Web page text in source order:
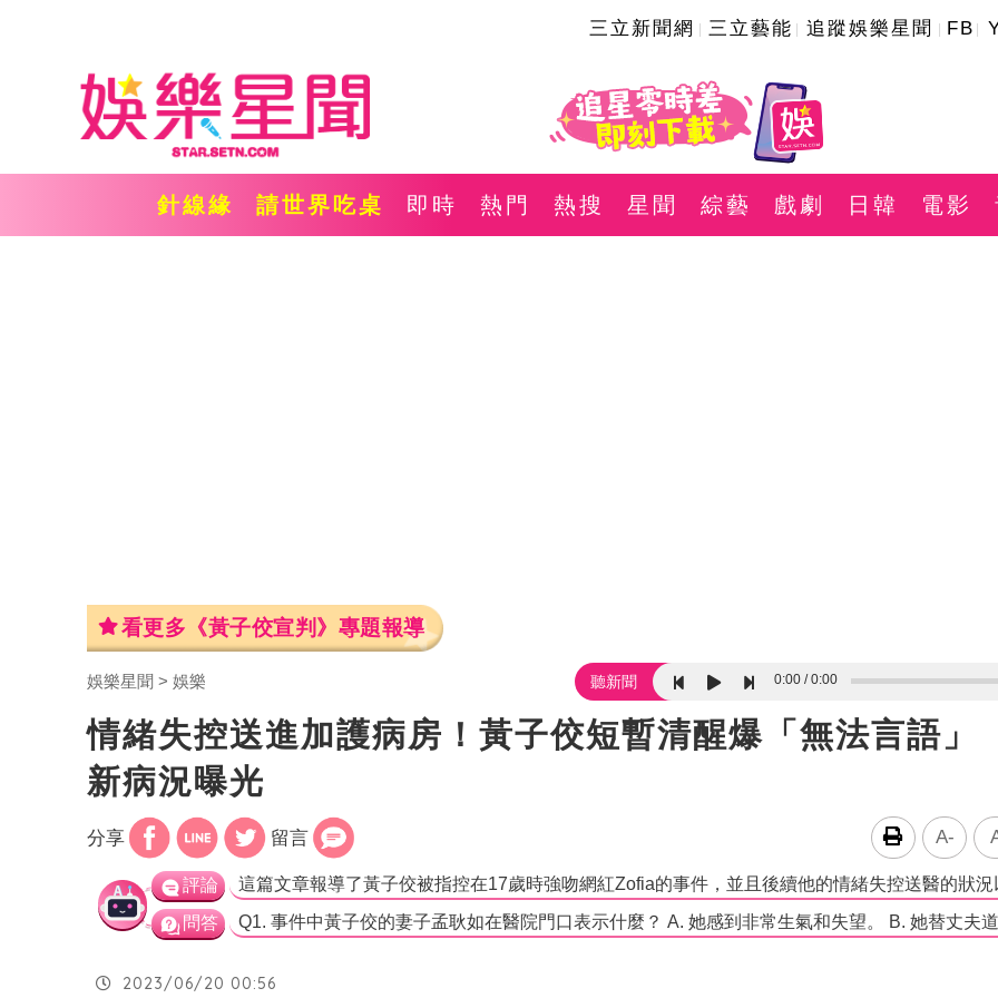
三立新聞網 三立藝能 追蹤娛樂星聞 FB
針線緣 請世界吃桌 即時 熱門 熱搜 星聞 綜藝 戲劇 日韓 電影
看更多《黃子佼宣判》專題報導
娛樂星聞 娛樂 聽新聞 0:00 0:00
情緒失控送進加護病房！黃子佼短暫清醒爆「無法言語
新病況曝光
分享 留言 A-
評論
問答
2023/06/20 00:56